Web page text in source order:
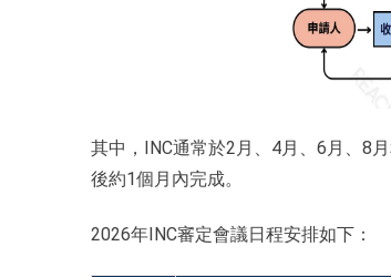
其中，INC通常於2月、4月、6月、8
後約1個月內完成。
2026年INC審定會議日程安排如下：